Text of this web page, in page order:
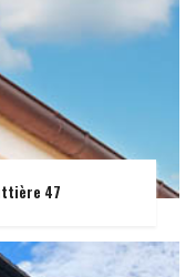
47